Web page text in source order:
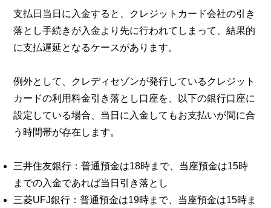
支払日当日に入金すると、クレジットカード会社の引き
落とし手続きが入金より先に行われてしまって、結果的
に支払遅延となるケースがあります。
例外として、クレディセゾンが発行しているクレジット
カードの利用料金引き落とし口座を、以下の銀行口座に
設定している場合、当日に入金してもお支払いが間に合
う時間帯が存在します。
三井住友銀行：普通預金は18時まで、当座預金は15時
までの入金であれば当日引き落とし
三菱UFJ銀行：普通預金は19時まで、当座預金は15時ま